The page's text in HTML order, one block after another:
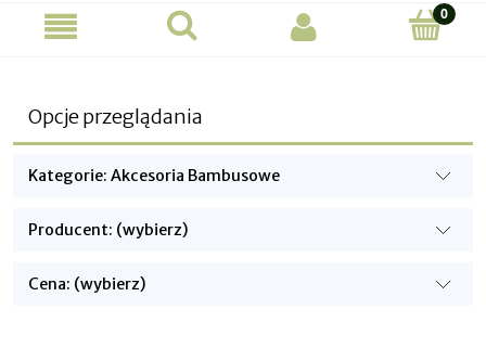
Opcje przeglądania
Kategorie: Akcesoria Bambusowe
Producent: (wybierz)
Cena: (wybierz)